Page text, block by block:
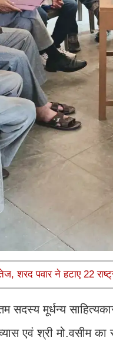
शरद पवार ने हटाए 22
सदस्य मूर्धन्य
एवं श्री मो.वसीम का